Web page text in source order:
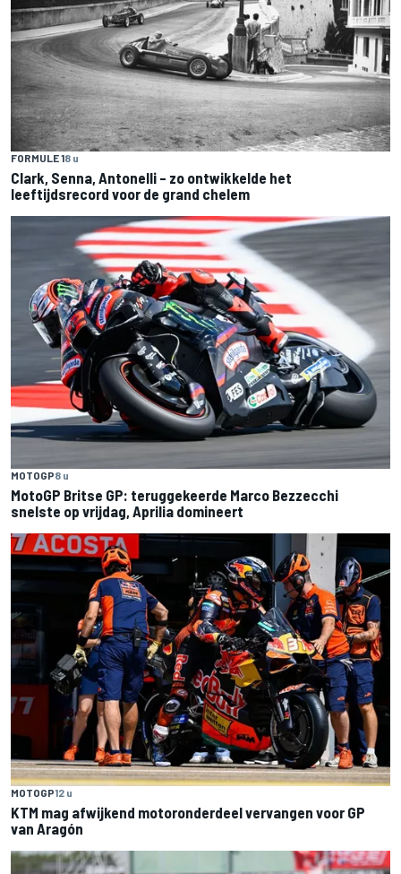
FORMULE 18 u
Clark, Senna, Antonelli – zo ontwikkelde het
leeftijdsrecord voor de grand chelem
MOTOGP8 u
MotoGP Britse GP: teruggekeerde Marco Bezzecchi
snelste op vrijdag, Aprilia domineert
MOTOGP12 u
KTM mag afwijkend motoronderdeel vervangen voor GP
van Aragón